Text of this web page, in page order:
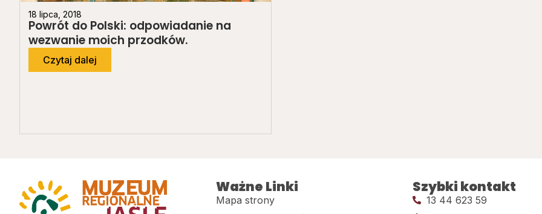
18 lipca, 2018
Powrót do Polski: odpowiadanie na
wezwanie moich przodków.
Czytaj dalej
Ważne Linki
Mapa strony
Szybki kontakt
13 44 623 59